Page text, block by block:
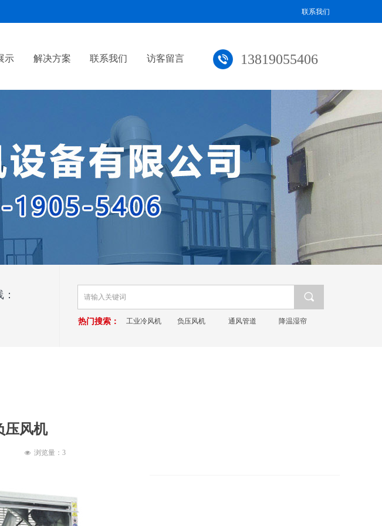
联系我们
示 解决方案 联系我们 访客留言 13819055406
끠
热门搜索： 工业冷风机 负压风机 通风管道 降温湿帘
压风机
넶 浏览量： 3